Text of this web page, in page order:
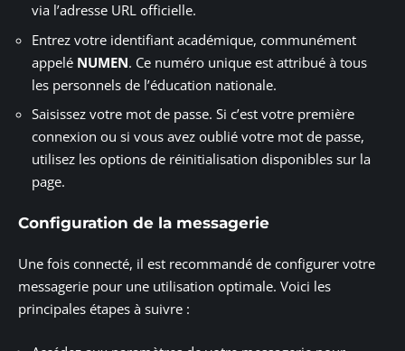
via l’adresse URL officielle.
Entrez votre identifiant académique, communément
appelé NUMEN. Ce numéro unique est attribué à tous
les personnels de l’éducation nationale.
Saisissez votre mot de passe. Si c’est votre première
connexion ou si vous avez oublié votre mot de passe,
utilisez les options de réinitialisation disponibles sur la
page.
Configuration de la messagerie
Une fois connecté, il est recommandé de configurer votre
messagerie pour une utilisation optimale. Voici les
principales étapes à suivre :